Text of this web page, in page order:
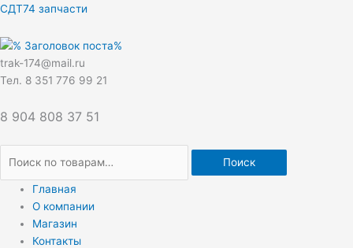
Перейти
содержимому
СДТ74 запчасти
trak-174@mail.ru
Тел. 8 351 776 99 21
8 904 808 37 51
Искать:
Поиск
Главная
О компании
Магазин
Контакты